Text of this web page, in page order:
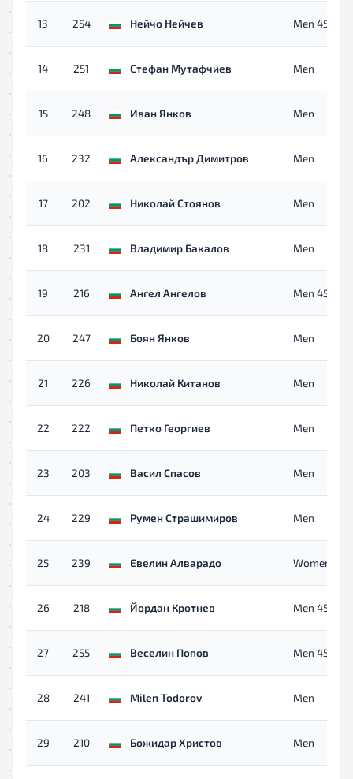
13 254 Нейчо Нейчев Men 45+
14 251 Стефан Мутафчиев Men
15 248 Иван Янков Men
16 232 Александър Димитров Men
17 202 Николай Стоянов Men
18 231 Владимир Бакалов Men
19 216 Ангел Ангелов Men 45+
20 247 Боян Янков Men
21 226 Николай Китанов Men
22 222 Петко Георгиев Men
23 203 Васил Спасов Men
24 229 Румен Страшимиров Men
25 239 Евелин Алварадо Women
26 218 Йордан Кротнев Men 45+
27 255 Веселин Попов Men 45+
28 241 Milen Todorov Men
29 210 Божидар Христов Men